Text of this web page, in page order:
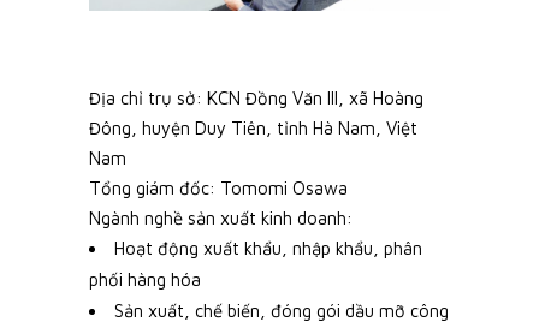
Địa chỉ trụ sở: KCN Đồng Văn III, xã Hoàng
Đông, huyện Duy Tiên, tỉnh Hà Nam, Việt
Nam
Tổng giám đốc: Tomomi Osawa
Ngành nghề sản xuất kinh doanh:
Hoạt động xuất khẩu, nhập khẩu, phân
phối hàng hóa
Sản xuất, chế biến, đóng gói dầu mỡ công